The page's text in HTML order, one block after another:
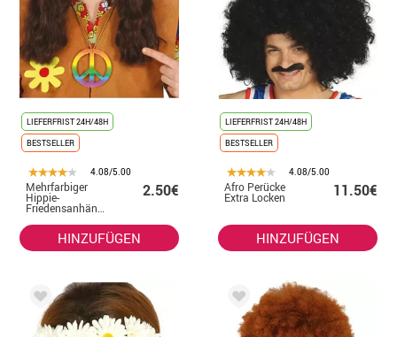
LIEFERFRIST 24H/48H
BESTSELLER
4.08/5.00
Mehrfarbiger
Hippie- 2.50€
HINZUFÜGEN
LIEFERFRIST 24H/48H
BESTSELLER
4.08/5.00
Afro Perücke
Extra Locken 11.50€
HINZUFÜGEN